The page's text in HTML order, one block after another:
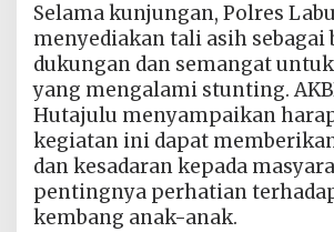
Selama kunjungan, Polres
menyediakan tali asih sebagai
dukungan dan semangat
yang mengalami stunting.
Hutajulu menyampaikan
kegiatan ini dapat
dan kesadaran kepada
pentingnya perhatian
kembang anak-anak.